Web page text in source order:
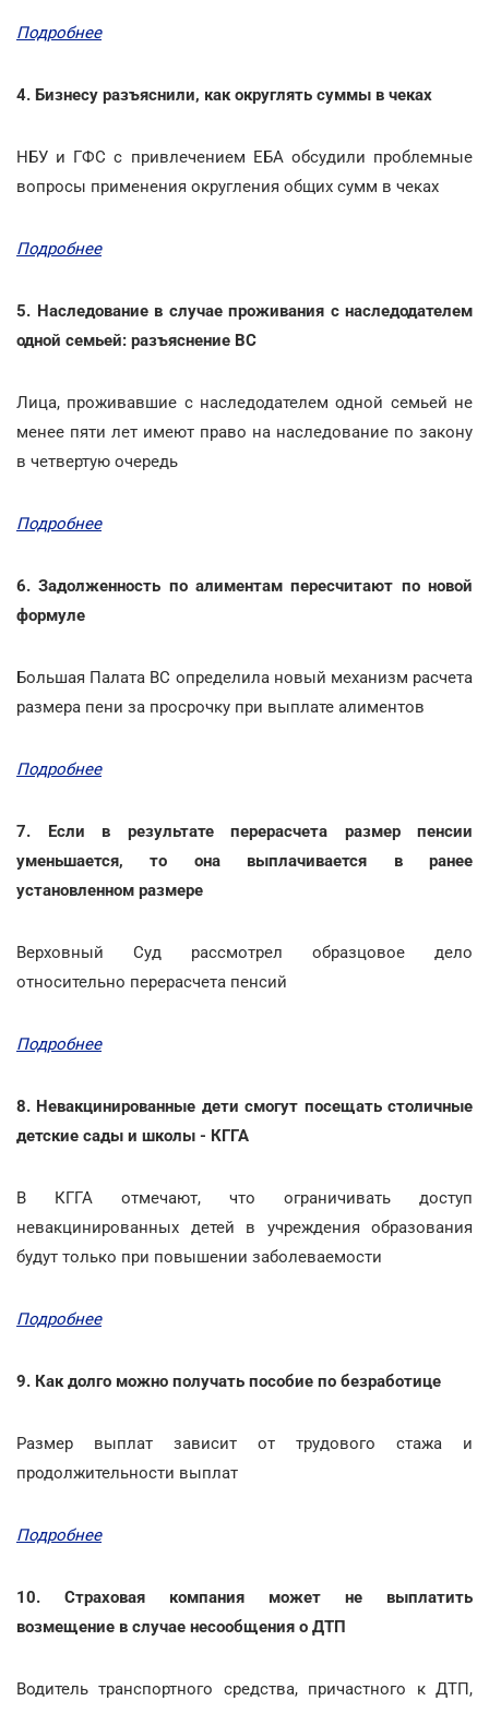
Подробнее
4. Бизнесу разъяснили, как округлять суммы в чеках
НБУ и ГФС с привлечением ЕБА обсудили проблемные
вопросы применения округления общих сумм в чеках
Подробнее
5. Наследование в случае проживания с наследодателем
одной семьей: разъяснение ВС
Лица, проживавшие с наследодателем одной семьей не
менее пяти лет имеют право на наследование по закону
в четвертую очередь
Подробнее
6. Задолженность по алиментам пересчитают по новой
формуле
Большая Палата ВС определила новый механизм расчета
размера пени за просрочку при выплате алиментов
Подробнее
7. Если в результате перерасчета размер пенсии
уменьшается, то она выплачивается в ранее
установленном размере
Верховный Суд рассмотрел образцовое дело
относительно перерасчета пенсий
Подробнее
8. Невакцинированные дети смогут посещать столичные
детские сады и школы - КГГА
В КГГА отмечают, что ограничивать доступ
невакцинированных детей в учреждения образования
будут только при повышении заболеваемости
Подробнее
9. Как долго можно получать пособие по безработице
Размер выплат зависит от трудового стажа и
продолжительности выплат
Подробнее
10. Страховая компания может не выплатить
возмещение в случае несообщения о ДТП
Водитель транспортного средства, причастного к ДТП,